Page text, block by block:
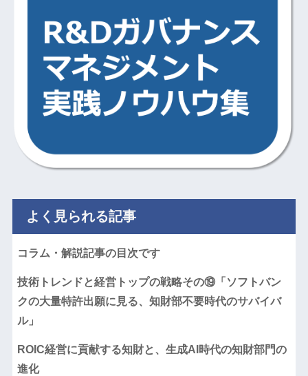
よく見られる記事
コラム・解説記事の目次です
技術トレンドと経営トップの戦略その⑲「ソフトバン
クの大量特許出願に見る、知財部不要時代のサバイバ
ル」
ROIC経営に貢献する知財と、生成AI時代の知財部門の
進化